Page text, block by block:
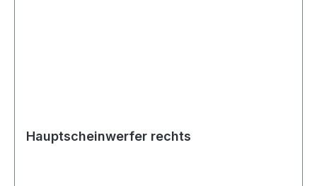
Hauptscheinwerfer rechts